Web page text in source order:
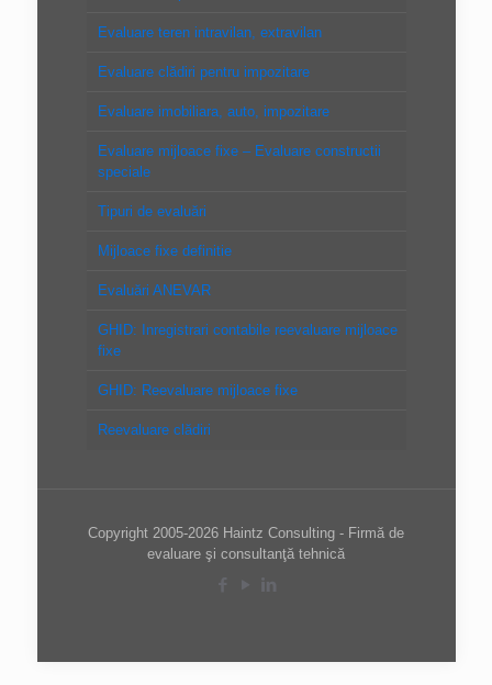
Evaluare teren intravilan, extravilan
Evaluare clădiri pentru impozitare
Evaluare imobiliara, auto, impozitare
Evaluare mijloace fixe – Evaluare constructii
speciale
Tipuri de evaluări
Mijloace fixe definitie
Evaluări ANEVAR
GHID: Inregistrari contabile reevaluare mijloace
fixe
GHID: Reevaluare mijloace fixe
Reevaluare clădiri
Copyright 2005-2026 Haintz Consulting - Firmă de
evaluare şi consultanţă tehnică